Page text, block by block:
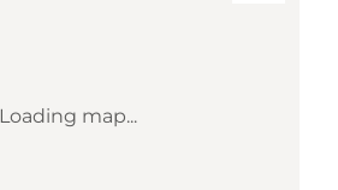
Loading map...